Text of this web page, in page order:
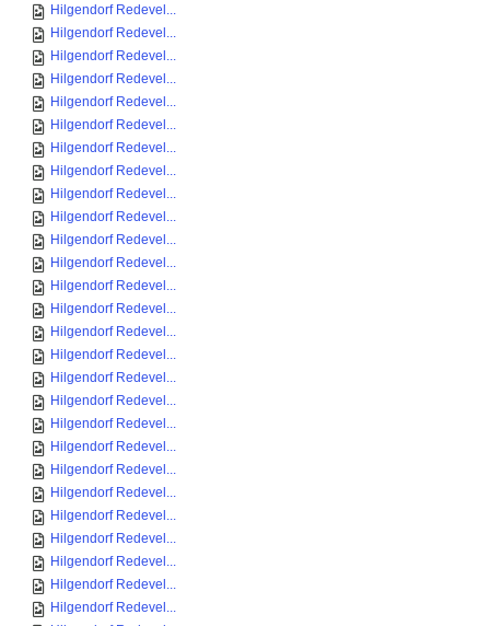
Hilgendorf Redevel...
Hilgendorf Redevel...
Hilgendorf Redevel...
Hilgendorf Redevel...
Hilgendorf Redevel...
Hilgendorf Redevel...
Hilgendorf Redevel...
Hilgendorf Redevel...
Hilgendorf Redevel...
Hilgendorf Redevel...
Hilgendorf Redevel...
Hilgendorf Redevel...
Hilgendorf Redevel...
Hilgendorf Redevel...
Hilgendorf Redevel...
Hilgendorf Redevel...
Hilgendorf Redevel...
Hilgendorf Redevel...
Hilgendorf Redevel...
Hilgendorf Redevel...
Hilgendorf Redevel...
Hilgendorf Redevel...
Hilgendorf Redevel...
Hilgendorf Redevel...
Hilgendorf Redevel...
Hilgendorf Redevel...
Hilgendorf Redevel...